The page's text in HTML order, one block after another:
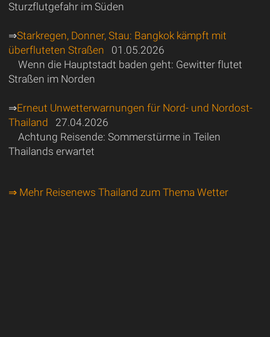
Sturzflutgefahr im Süden
⇒Starkregen, Donner, Stau: Bangkok kämpft mit
überfluteten Straßen 01.05.2026
Wenn die Hauptstadt baden geht: Gewitter flutet
Straßen im Norden
⇒Erneut Unwetterwarnungen für Nord- und Nordost-
Thailand 27.04.2026
Achtung Reisende: Sommerstürme in Teilen
Thailands erwartet
⇒ Mehr Reisenews Thailand zum Thema Wetter